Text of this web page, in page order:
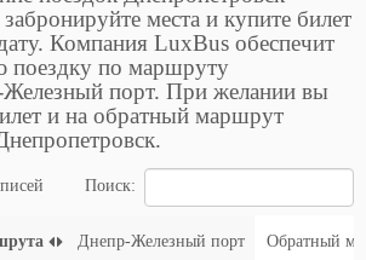
места и купите билет
Компания LuxBus обеспечит
по маршруту
Железный порт. При желании вы
и на обратный маршрут
Поиск:
Днепр-Железный порт Обратный